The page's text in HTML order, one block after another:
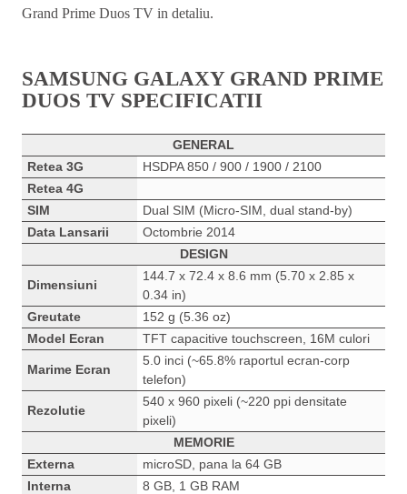
Grand Prime Duos TV in detaliu.
SAMSUNG GALAXY GRAND PRIME
DUOS TV SPECIFICATII
GENERAL
Retea 3G
HSDPA 850 / 900 / 1900 / 2100
Retea 4G
SIM
Dual SIM (Micro-SIM, dual stand-by)
Data Lansarii
Octombrie 2014
DESIGN
Dimensiuni
144.7 x 72.4 x 8.6 mm (5.70 x 2.85 x
0.34 in)
Greutate
152 g (5.36 oz)
Model Ecran
TFT capacitive touchscreen, 16M culori
Marime Ecran
5.0 inci (~65.8% raportul ecran-corp
telefon)
Rezolutie
540 x 960 pixeli (~220 ppi densitate
pixeli)
MEMORIE
Externa
microSD, pana la 64 GB
Interna
8 GB, 1 GB RAM